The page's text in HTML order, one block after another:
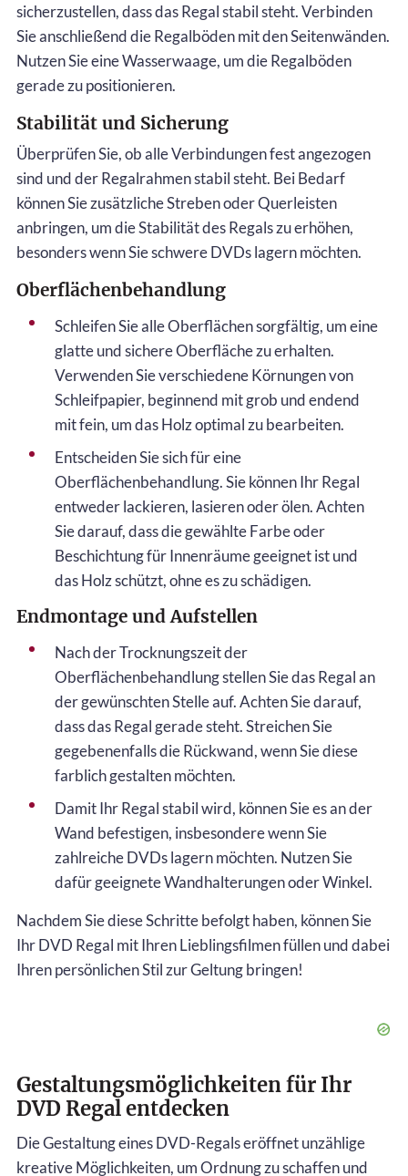
sicherzustellen, dass das Regal stabil steht. Verbinden
Sie anschließend die Regalböden mit den Seitenwänden.
Nutzen Sie eine Wasserwaage, um die Regalböden
gerade zu positionieren.
Stabilität und Sicherung
Überprüfen Sie, ob alle Verbindungen fest angezogen
sind und der Regalrahmen stabil steht. Bei Bedarf
können Sie zusätzliche Streben oder Querleisten
anbringen, um die Stabilität des Regals zu erhöhen,
besonders wenn Sie schwere DVDs lagern möchten.
Oberflächenbehandlung
Schleifen Sie alle Oberflächen sorgfältig, um eine
glatte und sichere Oberfläche zu erhalten.
Verwenden Sie verschiedene Körnungen von
Schleifpapier, beginnend mit grob und endend
mit fein, um das Holz optimal zu bearbeiten.
Entscheiden Sie sich für eine
Oberflächenbehandlung. Sie können Ihr Regal
entweder lackieren, lasieren oder ölen. Achten
Sie darauf, dass die gewählte Farbe oder
Beschichtung für Innenräume geeignet ist und
das Holz schützt, ohne es zu schädigen.
Endmontage und Aufstellen
Nach der Trocknungszeit der
Oberflächenbehandlung stellen Sie das Regal an
der gewünschten Stelle auf. Achten Sie darauf,
dass das Regal gerade steht. Streichen Sie
gegebenenfalls die Rückwand, wenn Sie diese
farblich gestalten möchten.
Damit Ihr Regal stabil wird, können Sie es an der
Wand befestigen, insbesondere wenn Sie
zahlreiche DVDs lagern möchten. Nutzen Sie
dafür geeignete Wandhalterungen oder Winkel.
Nachdem Sie diese Schritte befolgt haben, können Sie
Ihr DVD Regal mit Ihren Lieblingsfilmen füllen und dabei
Ihren persönlichen Stil zur Geltung bringen!
Gestaltungsmöglichkeiten für Ihr
DVD Regal entdecken
Die Gestaltung eines DVD-Regals eröffnet unzählige
kreative Möglichkeiten, um Ordnung zu schaffen und